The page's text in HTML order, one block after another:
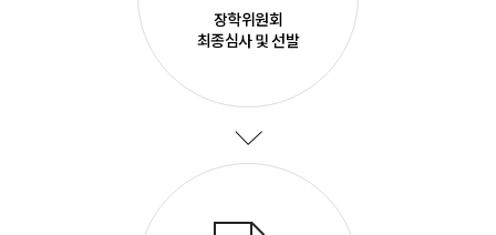
장학위원회
최종심사 및 선발